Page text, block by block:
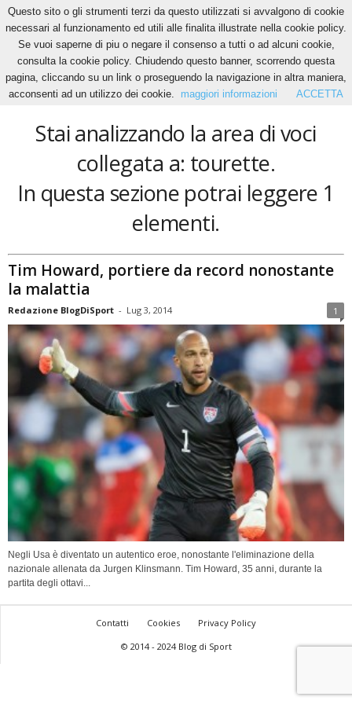
Home Tags Tourette
tourette
Stai analizzando la area di voci
collegata a: tourette.
In questa sezione potrai leggere 1
elementi.
Tim Howard, portiere da record nonostante
la malattia
Redazione BlogDiSport - Lug 3, 2014 1
Negli Usa è diventato un autentico eroe, nonostante l'eliminazione della
nazionale allenata da Jurgen Klinsmann. Tim Howard, 35 anni, durante la
partita degli ottavi...
Contatti Cookies
Privacy Policy
© 2014 - 2024 Blog di Sport
Questo sito o gli strumenti terzi da questo utilizzati si avvalgono di cookie
necessari al funzionamento ed utili alle finalita illustrate nella cookie policy.
Se vuoi saperne di piu o negare il consenso a tutti o ad alcuni cookie,
consulta la cookie policy. Chiudendo questo banner, scorrendo questa
pagina, cliccando su un link o proseguendo la navigazione in altra maniera,
acconsenti ad un utilizzo dei cookie.
maggiori informazioni ACCETTA